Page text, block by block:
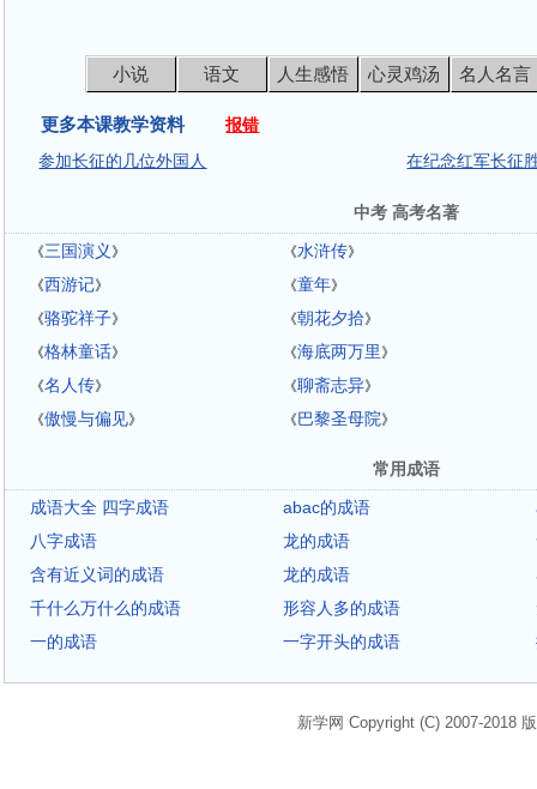
小说 语文 人生感悟 心灵鸡汤 名人名言
更多本课教学资料报错
参加长征的几位外国人
在纪念红军长征
中考 高考名著
《三国演义 》 《水浒传》
《西游记》 《童年》
《骆驼祥子》 《朝花夕拾》
《格林童话》 《海底两万里 》
《名人传》 《聊斋志异》
《傲慢与偏见》 《巴黎圣母院》
常用成语
成语大全 四字成语
abac的成语
八字成语
龙的成语
含有近义词的成语
龙的成语
千什么万什么的成语
形容人多的成语
一的成语
一字开头的成语
新学网 Copyright (C) 2007-2018